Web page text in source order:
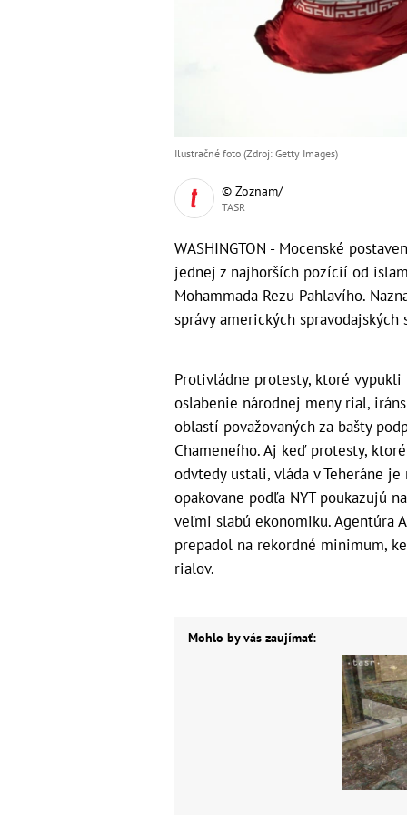
Ilustračné foto (Zdroj: Getty Images)
© Zoznam/
TASR
WASHINGTON - Mocenské
jednej z najhorších pozícií od
Mohammada Rezu Pahlavího.
správy amerických
Protivládne protesty, ktoré
oslabenie národnej meny rial,
oblastí považovaných za bašty
Chameneího. Aj keď protesty,
odvtedy ustali, vláda v Teheráne
opakovane podľa NYT poukazujú
veľmi slabú ekonomiku. Agentúra
prepadol na rekordné minimum,
rialov.
Mohlo by vás zaujímať: